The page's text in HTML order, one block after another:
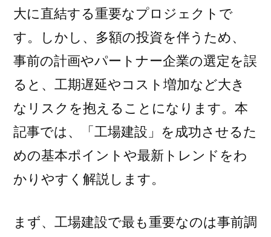
｜
安
全・
衛
効
率
を
高
め
る
ン
大に直結する重要なプロジェクトで
す。しかし、多額の投資を伴うため、
事前の計画やパートナー企業の選定を誤
ると、工期遅延やコスト増加など大き
なリスクを抱えることになります。本
記事では、「工場建設」を成功させるた
めの基本ポイントや最新トレンドをわ
かりやすく解説します。
まず、工場建設で最も重要なのは事前調